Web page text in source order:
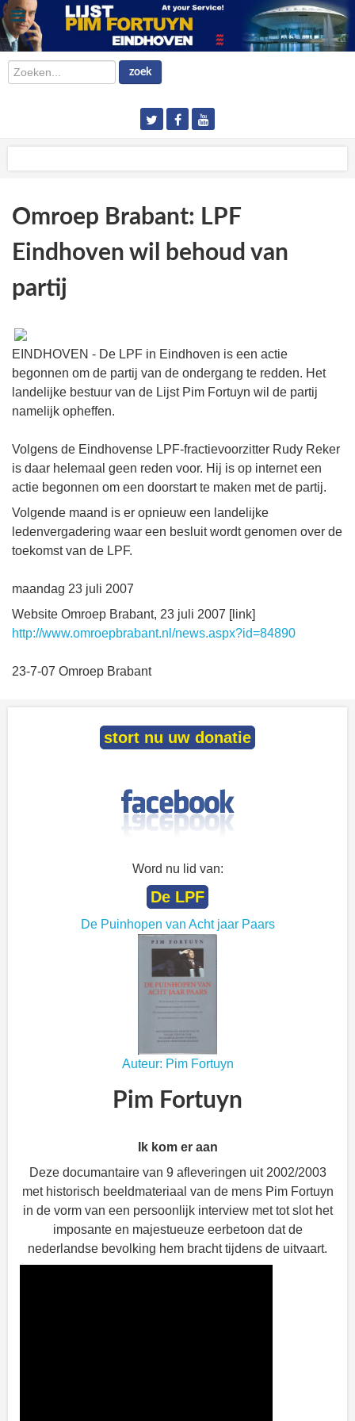
Zoeken... zoek
Omroep Brabant: LPF
Eindhoven wil behoud van
partij
EINDHOVEN - De LPF in Eindhoven is een actie
begonnen om de partij van de ondergang te redden. Het
landelijke bestuur van de Lijst Pim Fortuyn wil de partij
namelijk opheffen.
Volgens de Eindhovense LPF-fractievoorzitter Rudy Reker
is daar helemaal geen reden voor. Hij is op internet een
actie begonnen om een doorstart te maken met de partij.
Volgende maand is er opnieuw een landelijke
ledenvergadering waar een besluit wordt genomen over de
toekomst van de LPF.
maandag 23 juli 2007
Website Omroep Brabant, 23 juli 2007 [link]
http://www.omroepbrabant.nl/news.aspx?id=84890
23-7-07 Omroep Brabant
stort nu uw donatie
Word nu lid van:
De LPF
De Puinhopen van Acht jaar Paars
Auteur: Pim Fortuyn
Pim Fortuyn
Ik kom er aan
Deze documantaire van 9 afleveringen uit 2002/2003
met historisch beeldmateriaal van de mens Pim Fortuyn
in de vorm van een persoonlijk interview met tot slot het
imposante en majestueuze eerbetoon dat de
nederlandse bevolking hem bracht tijdens de uitvaart.